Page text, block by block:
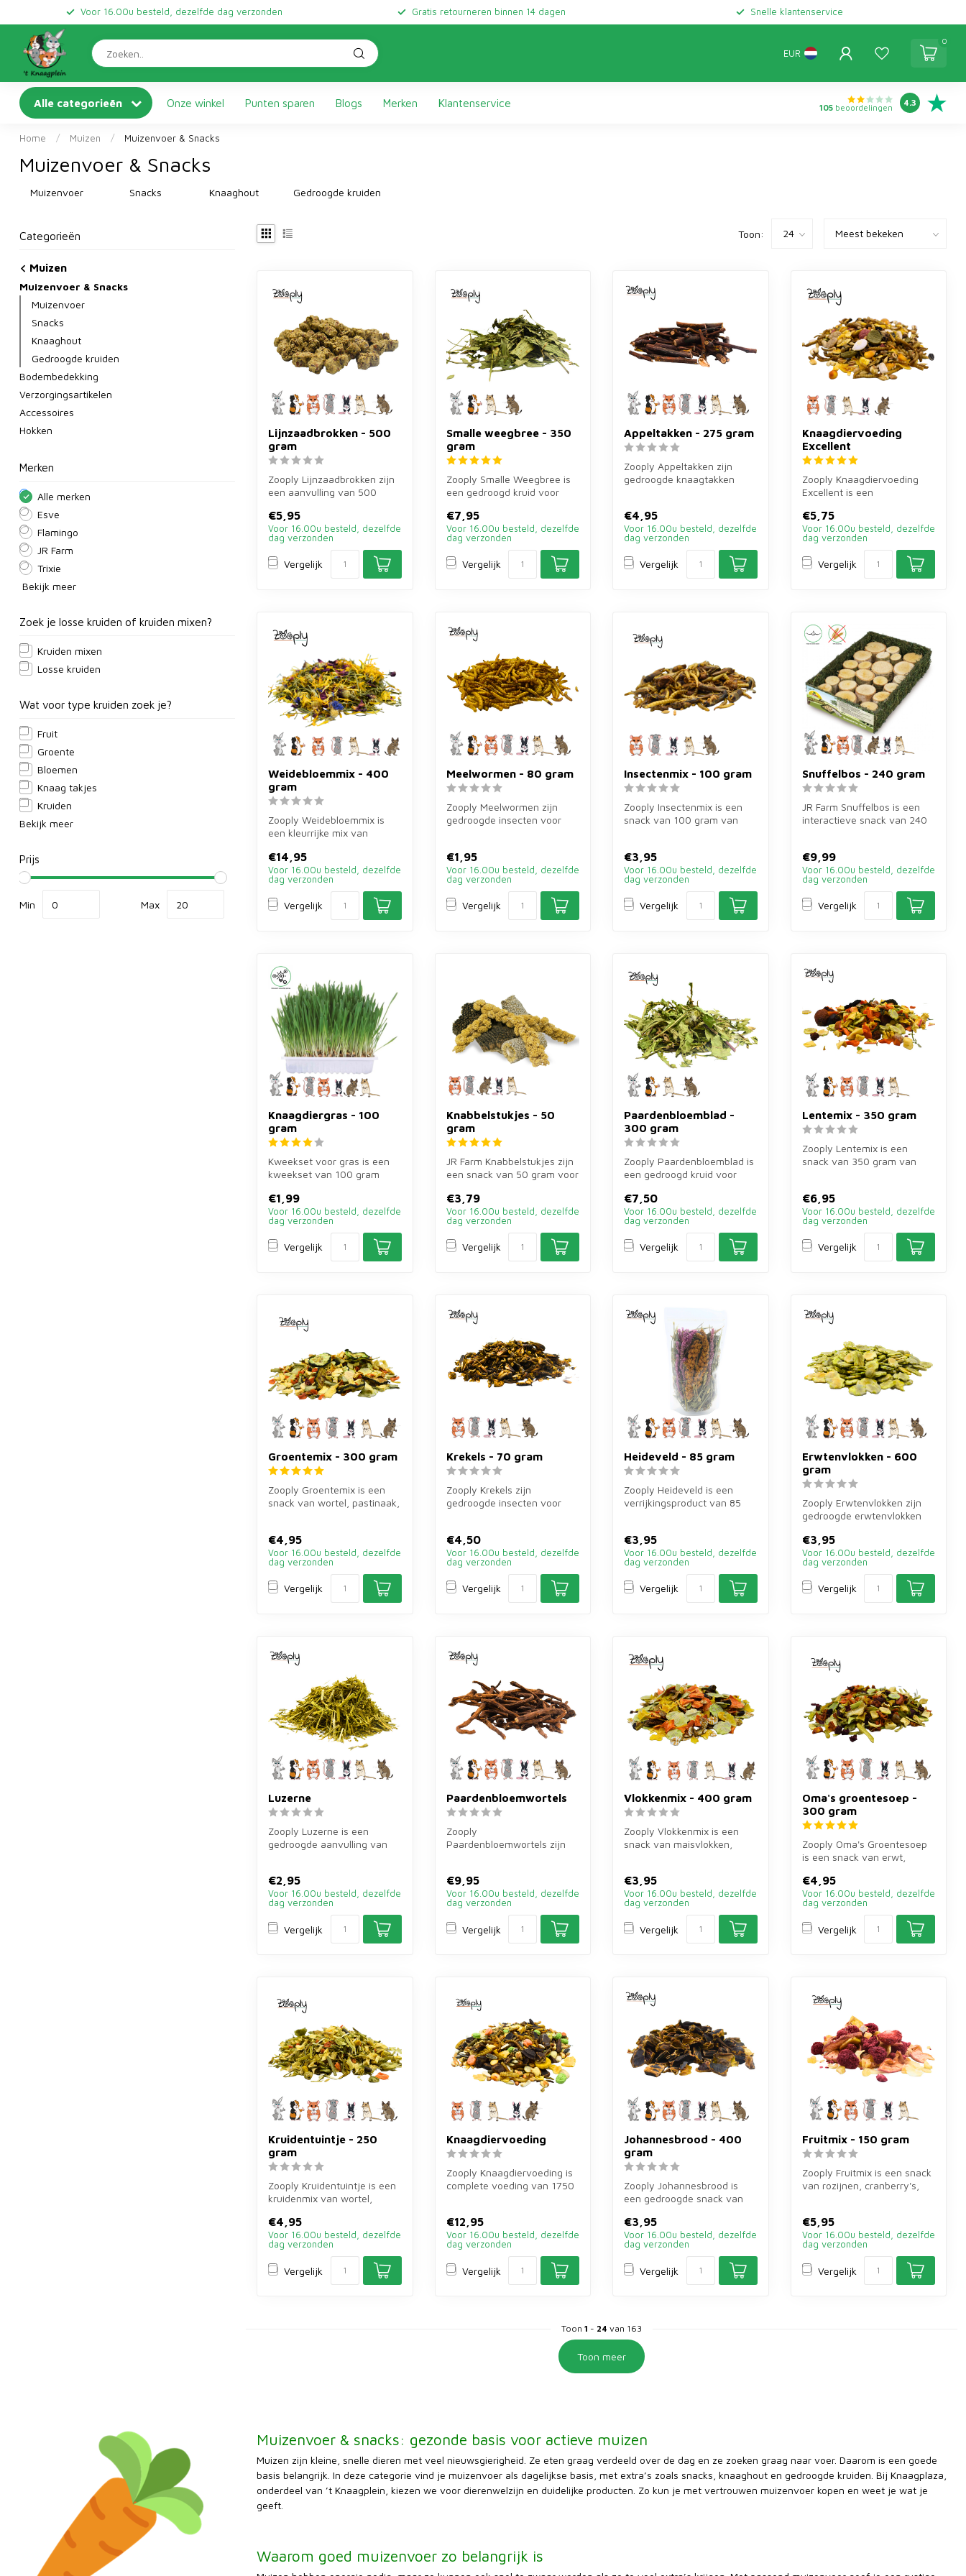
Voor 16.00u besteld, dezelfde dag verzonden Gratis retourneren binnen 14 dagen Snelle klantenservice
EUR
0
Alle categorieën Onze winkel Punten sparen Blogs Merken Klantenservice 105beoordelingen
4.3
Home / Muizen / Muizenvoer & Snacks
Muizenvoer & Snacks
Muizenvoer Snacks Knaaghout Gedroogde kruiden
Categorieën
Muizen
Muizenvoer & Snacks
Muizenvoer
Snacks
Knaaghout
Gedroogde kruiden
Bodembedekking
Verzorgingsartikelen
Accessoires
Hokken
Merken
Alle merken
Esve
Flamingo
JR Farm
Trixie
Bekijk meer
Zoek je losse kruiden of kruiden mixen?
Kruiden mixen
Losse kruiden
Wat voor type kruiden zoek je?
Fruit
Groente
Bloemen
Knaag takjes
Kruiden
Bekijk meer
Prijs
Min Max
Toon:
Lijnzaadbrokken - 500
gram
Zooply Lijnzaadbrokken zijn
een aanvulling van 500
e...
€5,95
Voor 16.00u besteld, dezelfde
dag verzonden
Vergelijk
Smalle weegbree - 350
gram
Zooply Smalle Weegbree is
een gedroogd kruid voor
knaagdier...
€7,95
Voor 16.00u besteld, dezelfde
dag verzonden
Vergelijk
Appeltakken - 275 gram
Zooply Appeltakken zijn
gedroogde knaagtakken
€4,95
Voor 16.00u besteld, dezelfde
dag verzonden
Vergelijk
Knaagdiervoeding
Excellent
Zooply Knaagdiervoeding
Excellent is een
voeding voor hams...
€5,75
Voor 16.00u besteld, dezelfde
dag verzonden
Vergelijk
Weidebloemmix - 400
gram
Zooply Weidebloemmix is
een kleurrijke mix van
kruiden voor...
€14,95
Voor 16.00u besteld, dezelfde
dag verzonden
Vergelijk
Meelwormen - 80 gram
Zooply Meelwormen zijn
gedroogde insecten voor
€1,95
Voor 16.00u besteld, dezelfde
dag verzonden
Vergelijk
Insectenmix - 100 gram
Zooply Insectenmix is een
snack van 100 gram van
€3,95
Voor 16.00u besteld, dezelfde
dag verzonden
Vergelijk
Snuffelbos - 240 gram
JR Farm Snuffelbos is een
interactieve snack van 240
€9,99
Voor 16.00u besteld, dezelfde
dag verzonden
Vergelijk
Knaagdiergras - 100
gram
Kweekset voor gras is een
kweekset van 100 gram
kweekt...
€1,99
Voor 16.00u besteld, dezelfde
dag verzonden
Vergelijk
Knabbelstukjes - 50
gram
JR Farm Knabbelstukjes zijn
een snack van 50 gram voor
€3,79
Voor 16.00u besteld, dezelfde
dag verzonden
Vergelijk
Paardenbloemblad -
300 gram
Zooply Paardenbloemblad is
een gedroogd kruid voor
knaagdie...
€7,50
Voor 16.00u besteld, dezelfde
dag verzonden
Vergelijk
Lentemix - 350 gram
Zooply Lentemix is een
snack van 350 gram van
€6,95
Voor 16.00u besteld, dezelfde
dag verzonden
Vergelijk
Groentemix - 300 gram
Zooply Groentemix is een
snack van wortel, pastinaak,
€4,95
Voor 16.00u besteld, dezelfde
dag verzonden
Vergelijk
Krekels - 70 gram
Zooply Krekels zijn
gedroogde insecten voor
€4,50
Voor 16.00u besteld, dezelfde
dag verzonden
Vergelijk
Heideveld - 85 gram
Zooply Heideveld is een
verrijkingsproduct van 85
€3,95
Voor 16.00u besteld, dezelfde
dag verzonden
Vergelijk
Erwtenvlokken - 600
gram
Zooply Erwtenvlokken zijn
gedroogde erwtenvlokken
ande...
€3,95
Voor 16.00u besteld, dezelfde
dag verzonden
Vergelijk
Luzerne
Zooply Luzerne is een
gedroogde aanvulling van
€2,95
Voor 16.00u besteld, dezelfde
dag verzonden
Vergelijk
Paardenbloemwortels
Zooply
Paardenbloemwortels zijn
€9,95
Voor 16.00u besteld, dezelfde
dag verzonden
Vergelijk
Vlokkenmix - 400 gram
Zooply Vlokkenmix is een
snack van maisvlokken,
€3,95
Voor 16.00u besteld, dezelfde
dag verzonden
Vergelijk
Oma's groentesoep -
300 gram
Zooply Oma's Groentesoep
is een snack van erwt,
bietenwort...
€4,95
Voor 16.00u besteld, dezelfde
dag verzonden
Vergelijk
Kruidentuintje - 250
gram
Zooply Kruidentuintje is een
kruidenmix van wortel,
paard...
€4,95
Voor 16.00u besteld, dezelfde
dag verzonden
Vergelijk
Knaagdiervoeding
Zooply Knaagdiervoeding is
complete voeding van 1750
€12,95
Voor 16.00u besteld, dezelfde
dag verzonden
Vergelijk
Johannesbrood - 400
gram
Zooply Johannesbrood is
een gedroogde snack van
konijne...
€3,95
Voor 16.00u besteld, dezelfde
dag verzonden
Vergelijk
Fruitmix - 150 gram
Zooply Fruitmix is een snack
van rozijnen, cranberry's,
€5,95
Voor 16.00u besteld, dezelfde
dag verzonden
Vergelijk
Toon 1 - 24 van 163
Toon meer
Muizenvoer & snacks: gezonde basis voor actieve muizen
Muizen zijn kleine, snelle dieren met veel nieuwsgierigheid. Ze eten graag verdeeld over de dag en ze zoeken graag naar voer. Daarom is een goede
basis belangrijk. In deze categorie vind je muizenvoer als dagelijkse basis, met extra’s zoals snacks, knaaghout en gedroogde kruiden. Bij Knaagplaza,
onderdeel van ’t Knaagplein, kiezen we voor dierenwelzijn en duidelijke producten. Zo kun je met vertrouwen muizenvoer kopen en weet je wat je
geeft.
Waarom goed muizenvoer zo belangrijk is